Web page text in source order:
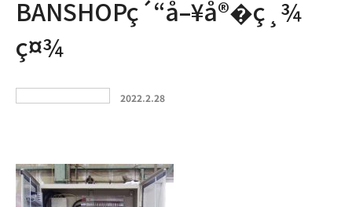
BANSHOPç´“å–¥å®�ç¸¾
ç¤¾
2022.2.28